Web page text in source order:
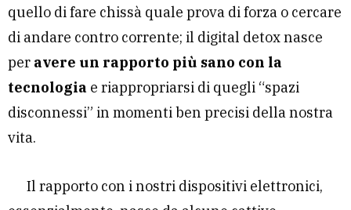
quello di fare chissà quale prova di forza o cercare
di andare contro corrente; il digital detox nasce
per avere un rapporto più sano con la
tecnologia e riappropriarsi di quegli “spazi
disconnessi” in momenti ben precisi della nostra
vita.
Il rapporto con i nostri dispositivi elettronici,